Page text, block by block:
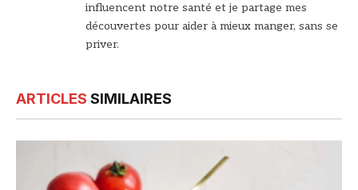
influencent notre santé et je partage mes
découvertes pour aider à mieux manger, sans se
priver.
ARTICLES SIMILAIRES